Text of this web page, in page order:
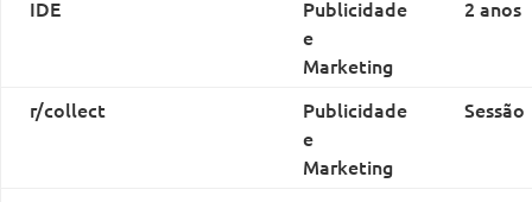
IDE
Publicidade
e
Marketing
2 anos
r/collect
Publicidade
e
Marketing
Sessão